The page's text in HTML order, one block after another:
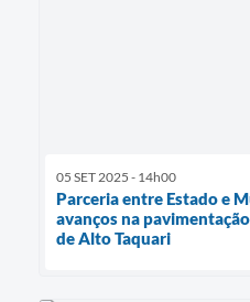
05 SET 2025 - 14h00
Parceria entre Estado e
avanços na
de Alto Taquari